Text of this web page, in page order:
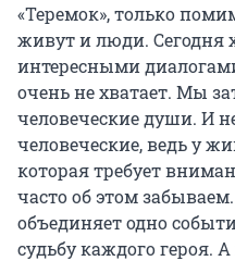
«Теремок», только
живут и люди. Сегодня
интересными
очень не хватает. Мы
человеческие души. И
человеческие, ведь у
которая требует
часто об этом
объединяет одно
судьбу каждого героя.